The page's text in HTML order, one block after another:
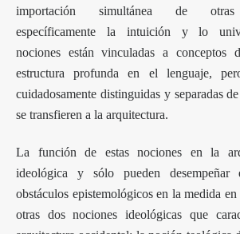
importación simultánea de otras
específicamente la intuición y lo
nociones están vinculadas a conceptos
estructura profunda en el lenguaje,
cuidadosamente distinguidas y separadas
se transfieren a la arquitectura.
La función de estas nociones en la
ideológica y sólo pueden
obstáculos epistemológicos en la medida
otras dos nociones ideológicas que